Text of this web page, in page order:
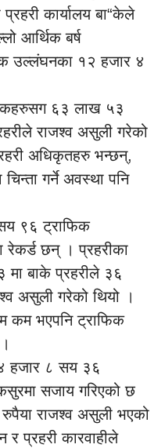
कार्यालय बा“केले
आर्थिक बर्ष
उल्लंघनका १२ हजार ४
६३ लाख ५३
राजश्व असुली गरेको
अधिकृतहरु भन्छन्,
गर्ने अवस्था पनि
९६ ट्राफिक
रेकर्ड छन् । प्रहरीका
मा बाके प्रहरीले ३६
असुली गरेको थियो ।
कम भएपनि ट्राफिक
हजार ८ सय ३६
सजाय गरिएको छ
राजश्व असुली भएको
र प्रहरी कारवाहीले